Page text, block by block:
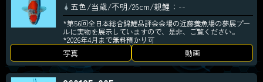
五色/当歳/不明/26cm/親鯉：--
*第56回全日本総合錦鯉品評会会場の近藤養魚場の夢展プー
ルに実物を展示していますので、是非、ご覧ください。
*2026年4月まで無料預かり可
写真 動画